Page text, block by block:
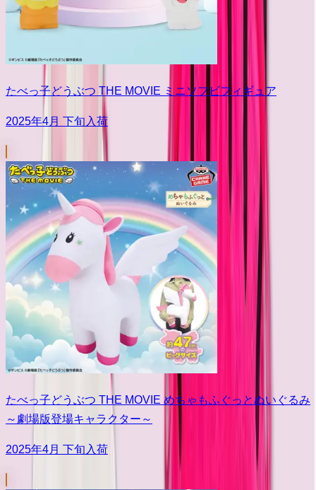
たべっ子どうぶつ THE MOVIE ミニソフビフィギュア
2025年4月 下旬入荷
たべっ子どうぶつ THE MOVIE めちゃもふぐっとぬいぐるみ
～劇場版登場キャラクター～
2025年4月 下旬入荷